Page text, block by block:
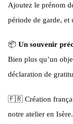
Ajoutez le prénom
période de garde, et
📦 Un souvenir
Bien plus qu’un
déclaration de
🇫🇷 Création
notre atelier en Isère.